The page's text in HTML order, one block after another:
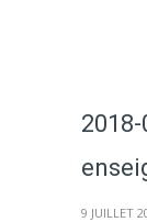
9 JUILLET